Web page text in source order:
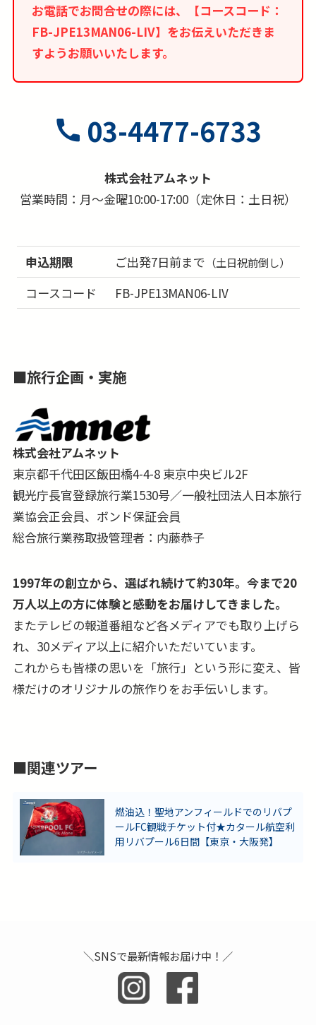
は、差額の追加徴収もしくはご返金をさせて頂き
ます。
■旅行代金はご予約時点での旅行代金が適用とな
■2名様1室ご利用が基本プランとなります。この
場合ベッドが2つの「ツインルーム」もしくは大
利用となり事前の確約は出来ません。又、3名様
でのご参加の場合は、3名様1室でのご案内となり
■1名参加及び1名1室利用の場合、1人部屋追加代
金が別途必要となります。
■お部屋はシャワーオンリーのお部屋になる場合
が多く、バスタブ付きのお部屋の事前確約は出来
媒体等のツアーパンフレットはございません。
途中降機も可能です。詳しくはお問合せ下さい。
お電話でお問合せの際には、【コースコード：
FB-JPE13MAN06-LIV】をお伝えいただきま
すようお願いいたします。
03-4477-6733
株式会社アムネット
営業時間：月～金曜10:00-17:00（定休日：土日祝）
申込期限 ご出発7日前まで （土日祝前倒し）
コースコード FB-JPE13MAN06-LIV
■旅行企画・実施
株式会社アムネット
東京都千代田区飯田橋4-4-8 東京中央ビル2F
観光庁長官登録旅行業1530号／一般社団法人日本旅行
業協会正会員、ボンド保証会員
総合旅行業務取扱管理者：内藤恭子
1997年の創立から、選ばれ続けて約30年。今まで20
万人以上の方に体験と感動をお届けしてきました。
またテレビの報道番組など各メディアでも取り上げら
れ、30メディア以上に紹介いただいています。
これからも皆様の思いを「旅行」という形に変え、皆
様だけのオリジナルの旅作りをお手伝いします。
■関連ツアー
燃油込！聖地アンフィールドでのリバプ
ールFC観戦チケット付★カタール航空利
用リバプール6日間【東京・大阪発】
＼SNSで最新情報お届け中！／